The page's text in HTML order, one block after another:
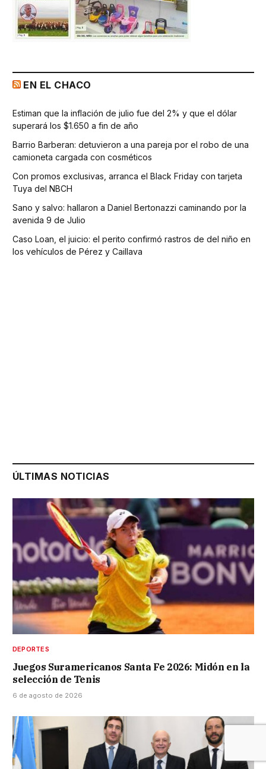
EN EL CHACO
Estiman que la inflación de julio fue del 2% y que el dólar
superará los $1.650 a fin de año
Barrio Barberan: detuvieron a una pareja por el robo de una
camioneta cargada con cosméticos
Con promos exclusivas, arranca el Black Friday con tarjeta
Tuya del NBCH
Sano y salvo: hallaron a Daniel Bertonazzi caminando por la
avenida 9 de Julio
Caso Loan, el juicio: el perito confirmó rastros de del niño en
los vehículos de Pérez y Caillava
ÚLTIMAS NOTICIAS
DEPORTES
Juegos Suramericanos Santa Fe 2026: Midón en la
selección de Tenis
6 de agosto de 2026